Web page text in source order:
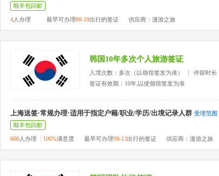
顺丰包回邮
4人办理 最早可办理09-19出行的签证 供应商：漫游之旅
韩国10年多次个人旅游签证
入境次数：多次（以领馆签发为准）
停留时长
签证有效期：10年,以使领馆签发为准
上海送签·常规办理·适用于指定户籍/职业/学历/出境记录人群 受理范围
顺丰包回邮
600人办理 100%满意度 最早可办理09-13出行的签证 供应商：漫游之旅